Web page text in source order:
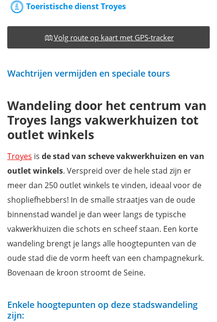
Toeristische dienst Troyes
Volg route op kaart met GPS-tracker
Wachtrijen vermijden en speciale tours
Wandeling door het centrum van
Troyes langs vakwerkhuizen tot
outlet winkels
Troyes is de stad van scheve vakwerkhuizen en van
outlet winkels. Verspreid over de hele stad zijn er
meer dan 250 outlet winkels te vinden, ideaal voor de
shopliefhebbers! In de smalle straatjes van de oude
binnenstad wandel je dan weer langs de typische
vakwerkhuizen die schots en scheef staan. Een korte
wandeling brengt je langs alle hoogtepunten van de
oude stad die de vorm heeft van een champagnekurk.
Bovenaan de kroon stroomt de Seine.
Enkele hoogtepunten op deze stadswandeling
zijn: